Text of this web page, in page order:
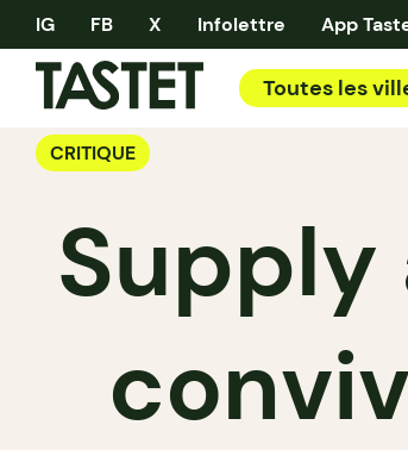
IG FB X Infolettre App
Toutes les
CRITIQUE
Supply